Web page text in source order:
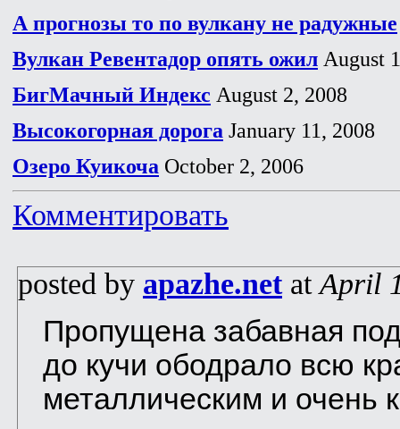
А прогнозы то по вулкану не радужные
Вулкан Ревентадор опять ожил August
БигМачный Индекс August 2, 2008
Высокогорная дорога January 11, 2008
Озеро Куикоча October 2, 2006
Комментировать
posted by apazhe.netatApril
Пропущена забавная
до кучи ободрало всю
металлическим и очень